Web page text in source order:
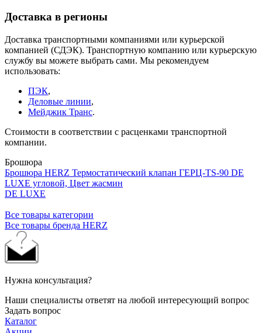
Доставка в регионы
Доставка транспортными компаниями или курьерской
компанией (СДЭК). Транспортную компанию или курьерскую
службу вы можете выбрать сами. Мы рекомендуем
использовать:
ПЭК,
Деловые линии,
Мейджик Транс.
Стоимости в соответствии с расценками транспортной
компании.
Брошюра
Брошюра HERZ Термостатический клапан ГЕРЦ-TS-90 DE
LUXE угловой, Цвет жасмин
DE LUXE
Все товары категории
Все товары бренда HERZ
Нужна консультация?
Наши специалисты ответят на любой интересующий вопрос
Задать вопрос
Каталог